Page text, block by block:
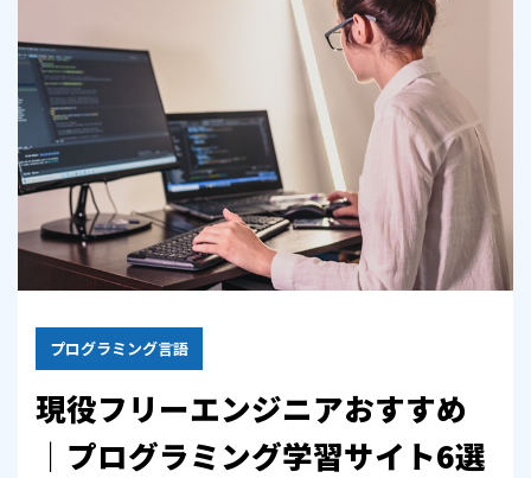
プログラミング言語
現役フリーエンジニアおすすめ
｜プログラミング学習サイト6選